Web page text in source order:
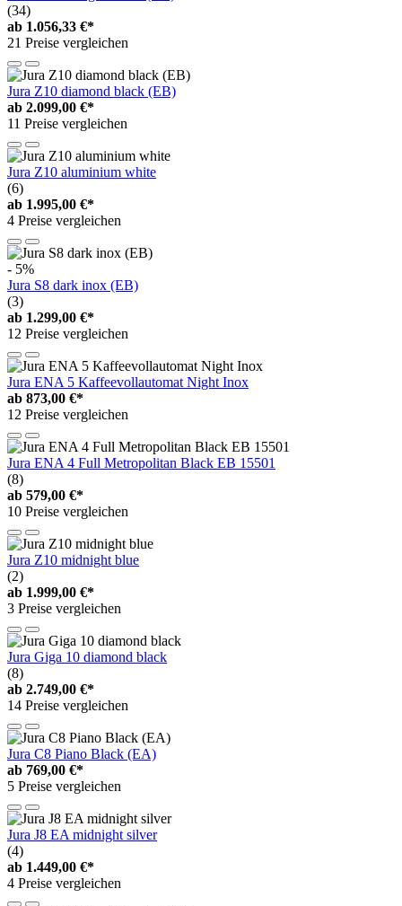
(34)
ab 1.056,33 €*
21 Preise vergleichen
Jura Z10 diamond black (EB)
ab 2.099,00 €*
11 Preise vergleichen
Jura Z10 aluminium white
(6)
ab 1.995,00 €*
4 Preise vergleichen
- 5%
Jura S8 dark inox (EB)
(3)
ab 1.299,00 €*
12 Preise vergleichen
Jura ENA 5 Kaffeevollautomat Night Inox
ab 873,00 €*
12 Preise vergleichen
Jura ENA 4 Full Metropolitan Black EB 15501
(8)
ab 579,00 €*
10 Preise vergleichen
Jura Z10 midnight blue
(2)
ab 1.999,00 €*
3 Preise vergleichen
Jura Giga 10 diamond black
(8)
ab 2.749,00 €*
14 Preise vergleichen
Jura C8 Piano Black (EA)
ab 769,00 €*
5 Preise vergleichen
Jura J8 EA midnight silver
(4)
ab 1.449,00 €*
4 Preise vergleichen